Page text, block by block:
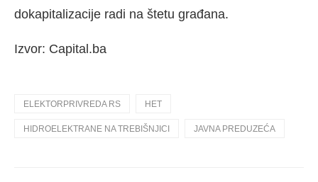
dokapitalizacije radi na štetu građana.
Izvor: Capital.ba
ELEKTORPRIVREDA RS HET
HIDROELEKTRANE NA TREBIŠNJICI JAVNA PREDUZEĆA